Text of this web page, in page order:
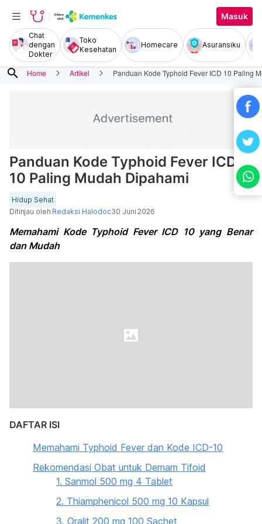
Masuk
Chat
dengan
Dokter
Toko
Kesehatan
Homecare Asuransiku
search Home Artikel Panduan Kode Typhoid Fever ICD 10 Paling
Panduan Kode Typhoid Fever ICD
10 Paling Mudah Dipahami
Hidup Sehat
Ditinjau oleh Redaksi Halodoc30 Juni 2026
Memahami Kode Typhoid Fever ICD 10 yang Benar
dan Mudah
DAFTAR ISI
Memahami Typhoid Fever dan Kode ICD-10
Rekomendasi Obat untuk Demam Tifoid
1. Sanmol 500 mg 4 Tablet
2. Thiamphenicol 500 mg 10 Kapsul
3. Oralit 200 mg 100 Sachet